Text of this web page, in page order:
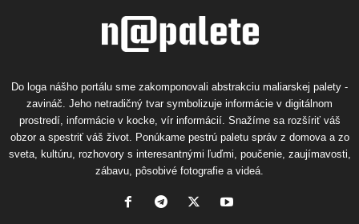
Do loga nášho portálu sme zakomponovali abstrakciu maliarskej palety -
zavináč. Jeho netradičný tvar symbolizuje informácie v digitálnom
prostredí, informácie v kocke, vír informácií. Snažíme sa rozšíriť váš
obzor a spestriť váš život. Ponúkame pestrú paletu správ z domova a zo
sveta, kultúru, rozhovory s interesantnými ľuďmi, poučenie, zaujímavosti,
zábavu, pôsobivé fotografie a videá.